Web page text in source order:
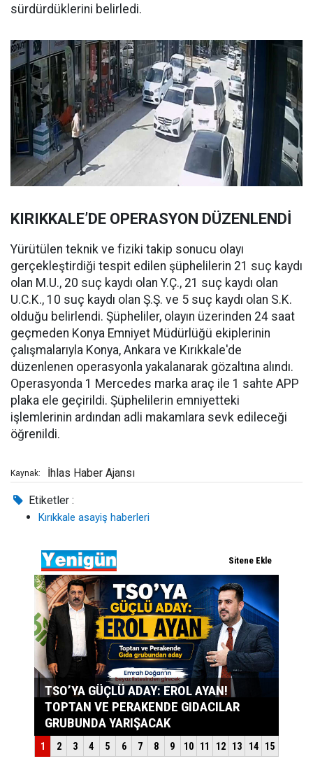
sürdürdüklerini belirledi.
KIRIKKALE’DE OPERASYON DÜZENLENDİ
Yürütülen teknik ve fiziki takip sonucu olayı
gerçekleştirdiği tespit edilen şüphelilerin 21 suç kaydı
olan M.U., 20 suç kaydı olan Y.Ç., 21 suç kaydı olan
U.C.K., 10 suç kaydı olan Ş.Ş. ve 5 suç kaydı olan S.K.
olduğu belirlendi. Şüpheliler, olayın üzerinden 24 saat
geçmeden Konya Emniyet Müdürlüğü ekiplerinin
çalışmalarıyla Konya, Ankara ve Kırıkkale'de
düzenlenen operasyonla yakalanarak gözaltına alındı.
Operasyonda 1 Mercedes marka araç ile 1 sahte APP
plaka ele geçirildi. Şüphelilerin emniyetteki
işlemlerinin ardından adli makamlara sevk edileceği
öğrenildi.
Kaynak: İhlas Haber Ajansı
Etiketler :
Kırıkkale asayiş haberleri